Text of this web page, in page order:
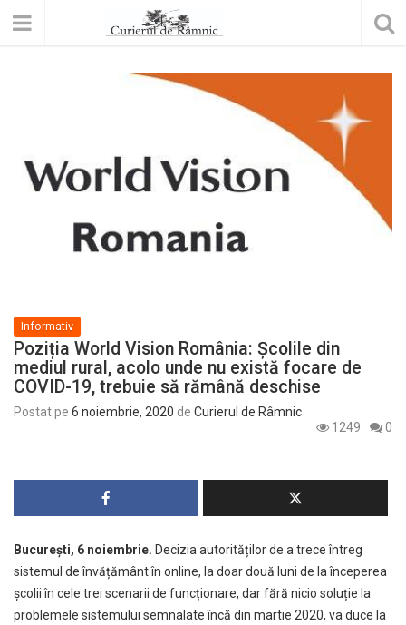
Informativ
Poziția World Vision România: Școlile din
mediul rural, acolo unde nu există focare de
COVID-19, trebuie să rămână deschise
Postat pe 6 noiembrie, 2020 de Curierul de Râmnic
1249
0
București, 6 noiembrie. Decizia autorităților de a trece întreg
sistemul de învățământ în online, la doar două luni de la începerea
școlii în cele trei scenarii de funcționare, dar fără nicio soluție la
problemele sistemului semnalate încă din martie 2020, va duce la